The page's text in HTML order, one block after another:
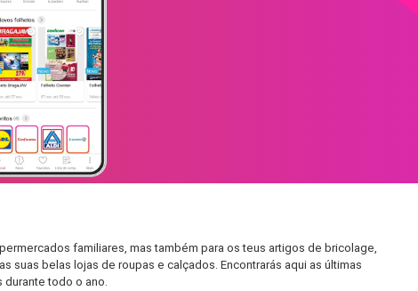
familiares, mas também para os teus artigos de bricolage,
belas lojas de roupas e calçados. Encontrarás aqui as últimas
todo o ano.